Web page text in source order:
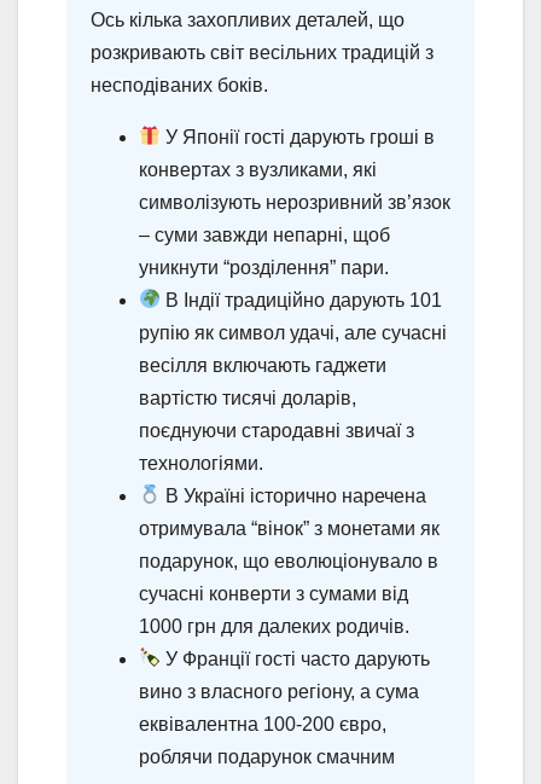
Ось кілька захопливих деталей, що
розкривають світ весільних традицій з
несподіваних боків.
У Японії гості дарують гроші в
конвертах з вузликами, які
символізують нерозривний зв’язок
– суми завжди непарні, щоб
уникнути “розділення” пари.
В Індії традиційно дарують 101
рупію як символ удачі, але сучасні
весілля включають гаджети
вартістю тисячі доларів,
поєднуючи стародавні звичаї з
технологіями.
В Україні історично наречена
отримувала “вінок” з монетами як
подарунок, що еволюціонувало в
сучасні конверти з сумами від
1000 грн для далеких родичів.
У Франції гості часто дарують
вино з власного регіону, а сума
еквівалентна 100-200 євро,
роблячи подарунок смачним